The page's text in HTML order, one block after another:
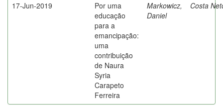
17-Jun-2019
Por uma
educação
para a
emancipação:
uma
contribuição
de Naura
Syria
Carapeto
Ferreira
Markowicz,
Daniel
Costa